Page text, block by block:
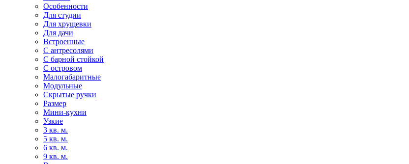
Особенности
Для студии
Для хрущевки
Для дачи
Встроенные
С антресолями
С барной стойкой
С островом
Малогабаритные
Модульные
Скрытые ручки
Размер
Мини-кухни
Узкие
3 кв. м.
5 кв. м.
6 кв. м.
9 кв. м.